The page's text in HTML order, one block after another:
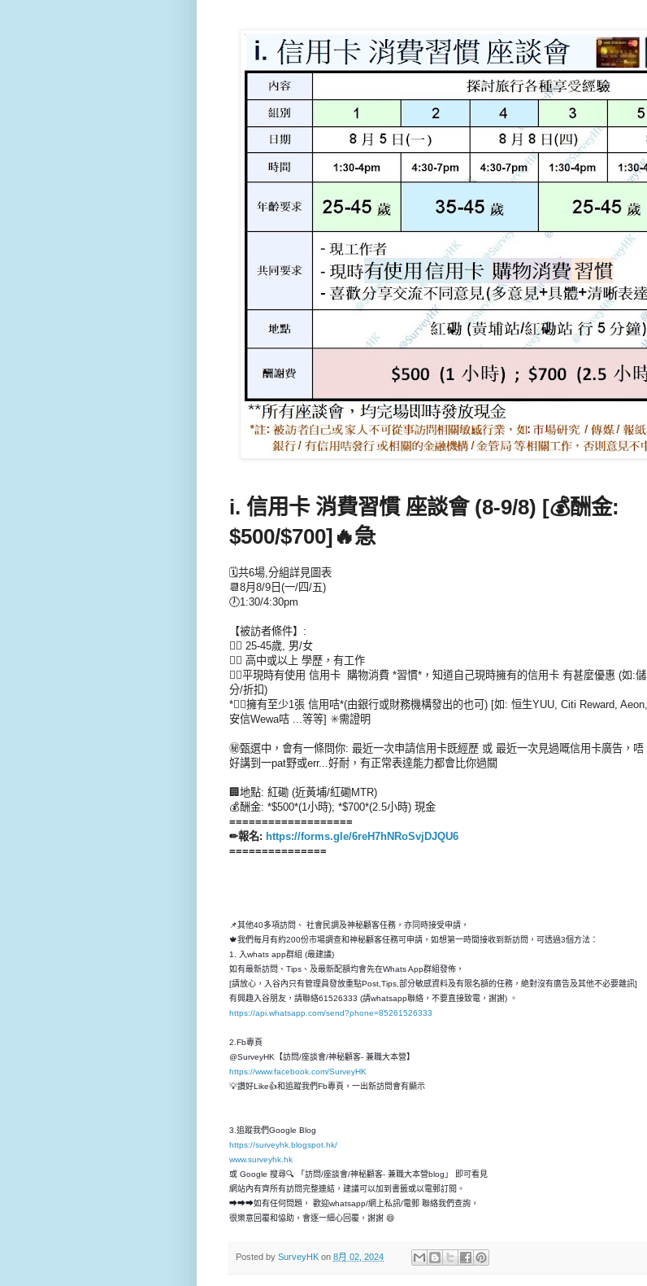
i. 信用卡 消費習慣 座談會 (8-9/8) [💰酬金:
$500/$700] 🔥急
🗓️共6場,分組詳見圖表
📆8月8/9日(一/四/五)
🕖1:30/4:30pm
【被訪者條件】:
👉🏻 25-45歲, 男/女
👉🏻 高中或以上 學歷，有工作
👉🏻平現時有使用 信用卡 購物消費 *習慣*，知道自己現時擁有的信用卡 有甚麼優惠 (如:儲
分/折扣)
*👉🏻擁有至少1張 信用咭*(由銀行或財務機構發出的也可) [如: 恒生YUU, Citi Reward, Aeon,
安信Wewa咭 ...等等] ✳️需證明
㊙️甄選中，會有一條問你: 最近一次申請信用卡既經歷 或 最近一次見過嘅信用卡廣告，唔
好講到一pat野或err...好耐，有正常表達能力都會比你過關
🏢地點: 紅磡 (近黃埔/紅磡MTR)
💰酬金: *$500*(1小時); *$700*(2.5小時) 現金
===================
✏報名: https://forms.gle/6reH7hNRoSvjDJQU6
===============
📌其他40多項訪問、 社會民調及神秘顧客任務，亦同時接受申請，
🍁我們每月有約200份市場調查和神秘顧客任務可申請，如想第一時間接收到新訪問，可透過3個方法：
1. 入whats app群組 (最建議)
如有最新訪問、Tips、及最新配額均會先在Whats App群組發佈，
[請放心，入谷內只有管理員發放重點Post,Tips,部分敏感資料及有限名額的任務，絶對沒有廣告及其他不必要雜訊]
有興趣入谷朋友，請聯絡61526333 (請whatsapp聯絡，不要直接致電，謝謝) 。
https://api.whatsapp.com/send?phone=85261526333
2.Fb專頁
@SurveyHK【訪問/座談會/神秘顧客- 兼職大本營】
https://www.facebook.com/SurveyHK
💡讚好Like👍和追蹤我們Fb專頁，一出新訪問會有顯示
3.追蹤我們Google Blog
https://surveyhk.blogspot.hk/
www.surveyhk.hk
或 Google 搜尋🔍 「訪問/座談會/神秘顧客- 兼職大本營blog」 即可看見
網站內有齊所有訪問完整連結，建議可以加到書籤或以電郵訂閱。
➡➡➡如有任何問題， 歡迎whatsapp/網上私訊/電郵 聯絡我們查詢，
很樂意回覆和恊助，會逐一細心回覆，謝謝 😄
Posted by SurveyHK on 8月 02, 2024